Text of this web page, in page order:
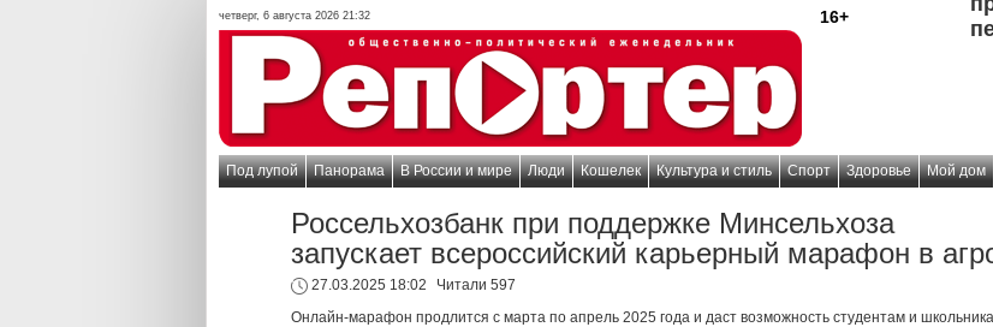
четверг, 6 августа 2026 21:32 16+
Под лупой Панорама В России и мире Люди Кошелек Культура и стиль Спорт Здоровье Мой дом
Россельхозбанк при поддержке Минсельхоза
запускает всероссийский карьерный марафон в
27.03.2025 18:02
Читали 597
Онлайн-марафон продлится с марта по апрель 2025 года и даст возможность студентам и